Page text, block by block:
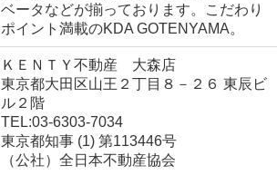
ベータなどが揃っております。こだわり
ポイント満載のKDA GOTENYAMA。
ＫＥＮＴＹ不動産 大森店
東京都大田区山王２丁目８－２６ 東辰ビ
ル２階
TEL:03-6303-7034
東京都知事 (1) 第113446号
（公社）全日本不動産協会